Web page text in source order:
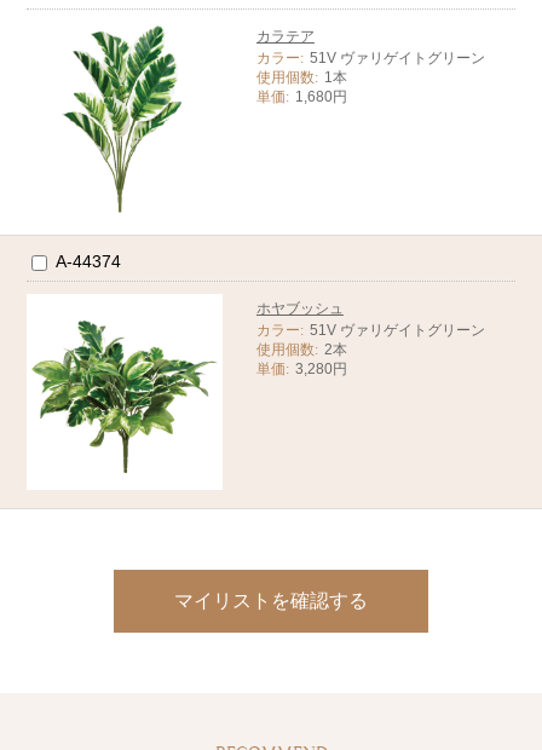
カラテア
カラー: 51V ヴァリゲイトグリーン
使用個数: 1本
単価: 1,680円
A-44374
ホヤブッシュ
カラー: 51V ヴァリゲイトグリーン
使用個数: 2本
単価: 3,280円
マイリストを確認する